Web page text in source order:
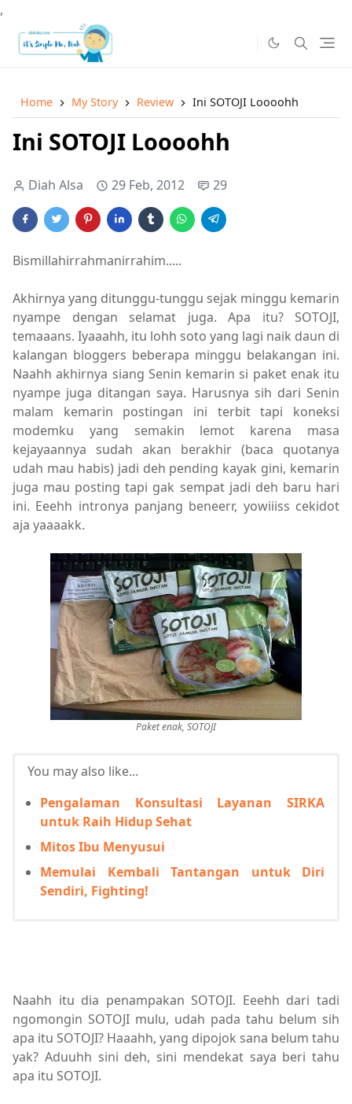
,
Home My Story Review Ini SOTOJI Loooohh
Ini SOTOJI Loooohh
Diah Alsa 29 Feb, 2012 29
Bismillahirrahmanirrahim.....
Akhirnya yang ditunggu-tunggu sejak minggu kemarin
nyampe dengan selamat juga. Apa itu? SOTOJI,
temaaans. Iyaaahh, itu lohh soto yang lagi naik daun di
kalangan bloggers beberapa minggu belakangan ini.
Naahh akhirnya siang Senin kemarin si paket enak itu
nyampe juga ditangan saya. Harusnya sih dari Senin
malam kemarin postingan ini terbit tapi koneksi
modemku yang semakin lemot karena masa
kejayaannya sudah akan berakhir (baca quotanya
udah mau habis) jadi deh pending kayak gini, kemarin
juga mau posting tapi gak sempat jadi deh baru hari
ini. Eeehh intronya panjang beneerr, yowiiiss cekidot
aja yaaaakk.
Paket enak, SOTOJI
You may also like...
Pengalaman Konsultasi Layanan SIRKA
untuk Raih Hidup Sehat
Mitos Ibu Menyusui
Memulai Kembali Tantangan untuk Diri
Sendiri, Fighting!
Naahh itu dia penampakan SOTOJI. Eeehh dari tadi
ngomongin SOTOJI mulu, udah pada tahu belum sih
apa itu SOTOJI? Haaahh, yang dipojok sana belum tahu
yak? Aduuhh sini deh, sini mendekat saya beri tahu
apa itu SOTOJI.